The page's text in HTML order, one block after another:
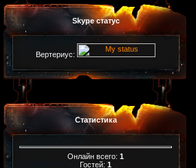
Skype статус
Вертериус:
Статистика
Онлайн всего: 1
Гостей: 1